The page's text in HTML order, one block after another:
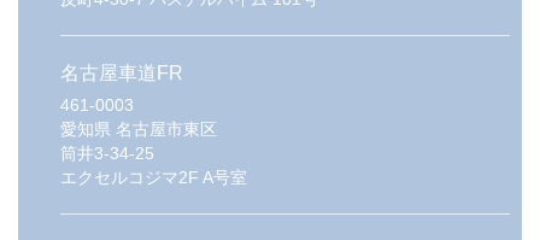
名古屋車道FR
461-0003
愛知県 名古屋市東区
筒井3-34-25
エクセルコジマ2F A号室